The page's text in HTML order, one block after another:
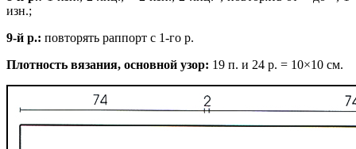
изн.;
9-й р.: повторять раппорт с 1-го р.
Плотность вязания, основной узор: 19 п. и 24 р. = 10×10 см.